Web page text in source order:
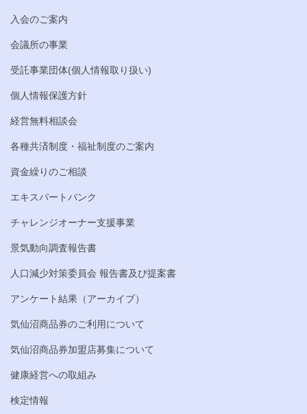
入会のご案内
会議所の事業
受託事業団体(個人情報取り扱い)
個人情報保護方針
経営無料相談会
各種共済制度・福祉制度のご案内
資金繰りのご相談
エキスパートバンク
チャレンジオーナー支援事業
景気動向調査報告書
人口減少対策委員会 報告書及び提案書
アンケート結果（アーカイブ）
気仙沼商品券のご利用について
気仙沼商品券加盟店募集について
健康経営への取組み
検定情報